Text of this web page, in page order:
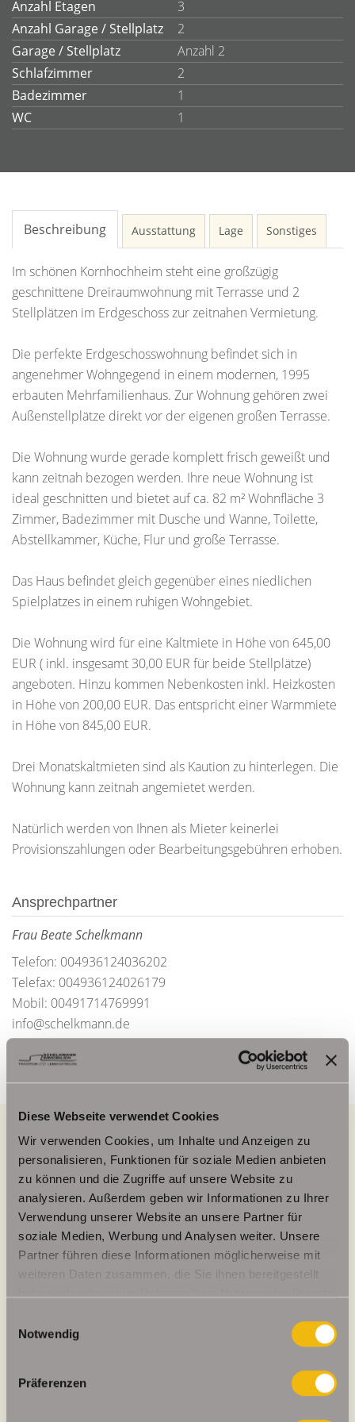
Diese Webseite verwendet Cookies
Wir verwenden Cookies, um Inhalte und Anzeigen zu
personalisieren, Funktionen für soziale Medien anbieten
zu können und die Zugriffe auf unsere Website zu
analysieren. Außerdem geben wir Informationen zu Ihrer
Verwendung unserer Website an unsere Partner für
soziale Medien, Werbung und Analysen weiter. Unsere
Partner führen diese Informationen möglicherweise mit
weiteren Daten zusammen, die Sie ihnen bereitgestellt
Notwendig
Präferenzen
Anzahl Etagen
3
Anzahl Garage / Stellplatz
2
Garage / Stellplatz
Anzahl 2
Schlafzimmer
2
Badezimmer
1
WC
1
Beschreibung Ausstattung Lage Sonstiges
Im schönen Kornhochheim steht eine großzügig
geschnittene Dreiraumwohnung mit Terrasse und 2
Stellplätzen im Erdgeschoss zur zeitnahen Vermietung.
Die perfekte Erdgeschosswohnung befindet sich in
angenehmer Wohngegend in einem modernen, 1995
erbauten Mehrfamilienhaus. Zur Wohnung gehören zwei
Außenstellplätze direkt vor der eigenen großen Terrasse.
Die Wohnung wurde gerade komplett frisch geweißt und
kann zeitnah bezogen werden. Ihre neue Wohnung ist
ideal geschnitten und bietet auf ca. 82 m² Wohnfläche 3
Zimmer, Badezimmer mit Dusche und Wanne, Toilette,
Abstellkammer, Küche, Flur und große Terrasse.
Das Haus befindet gleich gegenüber eines niedlichen
Spielplatzes in einem ruhigen Wohngebiet.
Die Wohnung wird für eine Kaltmiete in Höhe von 645,00
EUR ( inkl. insgesamt 30,00 EUR für beide Stellplätze)
angeboten. Hinzu kommen Nebenkosten inkl. Heizkosten
in Höhe von 200,00 EUR. Das entspricht einer Warmmiete
in Höhe von 845,00 EUR.
Drei Monatskaltmieten sind als Kaution zu hinterlegen. Die
Wohnung kann zeitnah angemietet werden.
Natürlich werden von Ihnen als Mieter keinerlei
Provisionszahlungen oder Bearbeitungsgebühren erhoben.
Ansprechpartner
Frau Beate Schelkmann
Telefon: 004936124036202
Telefax: 004936124026179
Mobil: 00491714769991
info@schelkmann.de
Energieausweis (Verbrauchsausweis)
93,80 kWh / (m²*a)
Energieverbrauchskennwert